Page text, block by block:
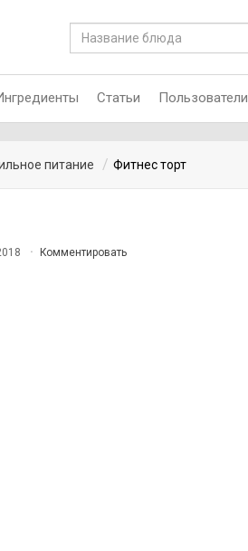
Статьи Пользователи
питание Фитнес торт
Комментировать